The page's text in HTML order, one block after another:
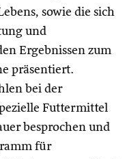
sowie die sich
und
Ergebnissen zum
präsentiert.
bei der
Futtermittel
besprochen und
für